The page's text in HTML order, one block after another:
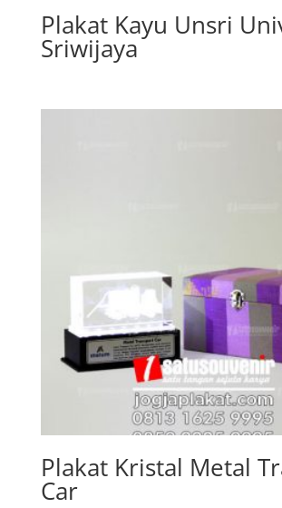
Plakat Kayu Unsri
Sriwijaya
Plakat Kristal Metal
Car